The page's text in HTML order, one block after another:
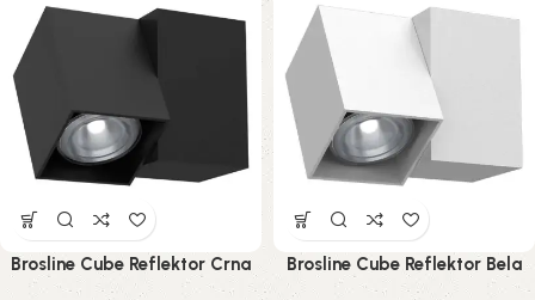
Brosline Cube Reflektor Crna
125 mm
Brosline Cube Reflektor Bela
125 mm